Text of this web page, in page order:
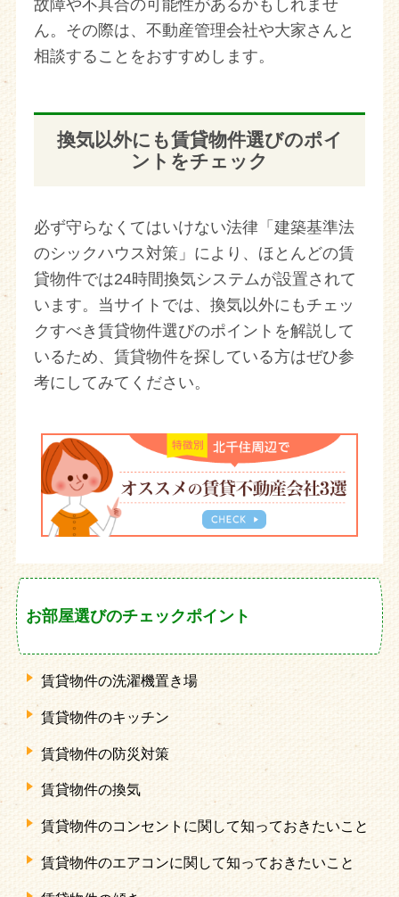
故障や不具合の可能性があるかもしれませ
ん。その際は、不動産管理会社や大家さんと
相談することをおすすめします。
換気以外にも賃貸物件選びのポイ
ントをチェック
必ず守らなくてはいけない法律「建築基準法
のシックハウス対策」により、ほとんどの賃
貸物件では24時間換気システムが設置されて
います。当サイトでは、換気以外にもチェッ
クすべき賃貸物件選びのポイントを解説して
いるため、賃貸物件を探している方はぜひ参
考にしてみてください。
お部屋選びのチェックポイント
賃貸物件の洗濯機置き場
賃貸物件のキッチン
賃貸物件の防災対策
賃貸物件の換気
賃貸物件のコンセントに関して知っておきたいこと
賃貸物件のエアコンに関して知っておきたいこと